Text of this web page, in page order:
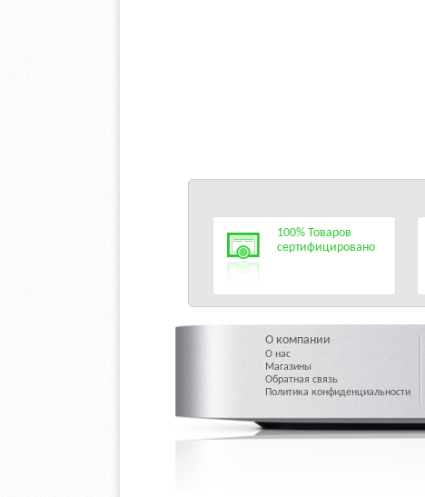
100% Товаров
сертифицировано
О компании
О нас
Магазины
Обратная связь
Политика конфиденциальности